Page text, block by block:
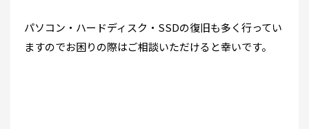
パソコン・ハードディスク・SSDの復旧も多く行ってい
ますのでお困りの際はご相談いただけると幸いです。